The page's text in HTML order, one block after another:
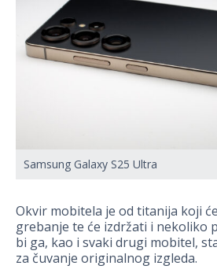
Samsung Galaxy S25 Ultra
Okvir mobitela je od titanija koji
grebanje te će izdržati i nekoliko
bi ga, kao i svaki drugi mobitel,
za čuvanje originalnog izgleda.